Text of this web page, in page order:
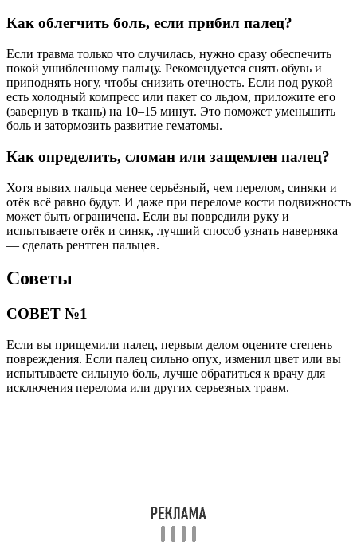
Как облегчить боль, если прибил палец?
Если травма только что случилась, нужно сразу обеспечить
покой ушибленному пальцу. Рекомендуется снять обувь и
приподнять ногу, чтобы снизить отечность. Если под рукой
есть холодный компресс или пакет со льдом, приложите его
(завернув в ткань) на 10–15 минут. Это поможет уменьшить
боль и затормозить развитие гематомы.
Как определить, сломан или защемлен палец?
Хотя вывих пальца менее серьёзный, чем перелом, синяки и
отёк всё равно будут. И даже при переломе кости подвижность
может быть ограничена. Если вы повредили руку и
испытываете отёк и синяк, лучший способ узнать наверняка
— сделать рентген пальцев.
Советы
СОВЕТ №1
Если вы прищемили палец, первым делом оцените степень
повреждения. Если палец сильно опух, изменил цвет или вы
испытываете сильную боль, лучше обратиться к врачу для
исключения перелома или других серьезных травм.